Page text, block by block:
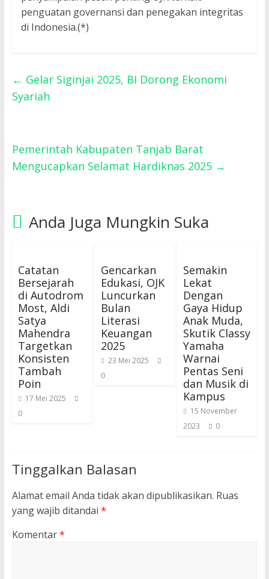
penguatan governansi dan penegakan integritas
di Indonesia.(*)
← Gelar Siginjai 2025, BI Dorong Ekonomi
Syariah
Pemerintah Kabupaten Tanjab Barat
Mengucapkan Selamat Hardiknas 2025 →
Anda Juga Mungkin Suka
Catatan
Bersejarah
di Autodrom
Most, Aldi
Satya
Mahendra
Targetkan
Konsisten
Tambah
Poin
17 Mei 2025
0
Gencarkan
Edukasi, OJK
Luncurkan
Bulan
Literasi
Keuangan
2025
23 Mei 2025
0
Semakin
Lekat
Dengan
Gaya Hidup
Anak Muda,
Skutik Classy
Yamaha
Warnai
Pentas Seni
dan Musik di
Kampus
15 November
2023
0
Tinggalkan Balasan
Alamat email Anda tidak akan dipublikasikan. Ruas
yang wajib ditandai *
Komentar*